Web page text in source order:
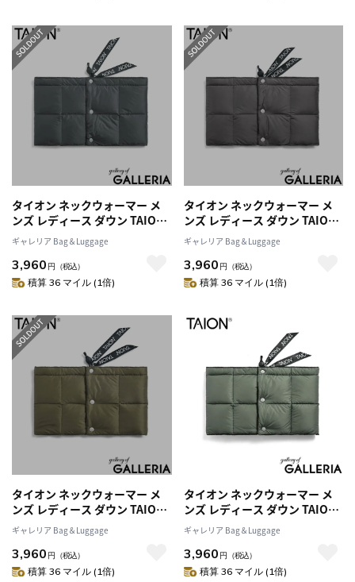
タイオン ネックウォーマー メ
ンズ レディース ダウン TAION
スポーツ ブランド 冬 秋 薄手 軽
量 防寒 洗える マフラー カジュ
アル おしゃれ シンプル BASIC
LINE ベーシック ダウンネック
ギャレリア Bag＆Luggage
3,960 円 （税込）
積算 36 マイル (1倍)
タイオン ネックウォーマー メ
ンズ レディース ダウン TAION
スポーツ ブランド 冬 秋 薄手 軽
量 防寒 洗える マフラー カジュ
アル おしゃれ シンプル BASIC
LINE ベーシック ダウンネック
ギャレリア Bag＆Luggage
3,960 円 （税込）
積算 36 マイル (1倍)
タイオン ネックウォーマー メ
ンズ レディース ダウン TAION
スポーツ ブランド 冬 秋 薄手 軽
量 防寒 洗える マフラー カジュ
アル おしゃれ シンプル BASIC
LINE ベーシック ダウンネック
ギャレリア Bag＆Luggage
3,960 円 （税込）
積算 36 マイル (1倍)
タイオン ネックウォーマー メ
ンズ レディース ダウン TAION
スポーツ ブランド 冬 秋 薄手 軽
量 防寒 洗える マフラー カジュ
アル おしゃれ シンプル BASIC
LINE ベーシック ダウンネック
ギャレリア Bag＆Luggage
3,960 円 （税込）
積算 36 マイル (1倍)